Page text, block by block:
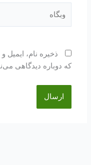
ذخیره نام، ایمیل
که دوباره دیدگاهی